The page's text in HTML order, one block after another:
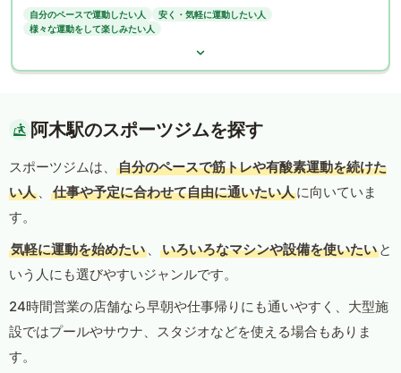
自分のペースで運動したい人
安く・気軽に運動したい人
様々な運動をして楽しみたい人
阿木駅のスポーツジムを探す
スポーツジムは、
自分のペースで筋トレや有酸素運動を続けた
い人 、 仕事や予定に合わせて自由に通いたい人に向いていま
す。
気軽に運動を始めたい 、 いろいろなマシンや設備を使いたい と
いう人にも選びやすいジャンルです。
24時間営業の店舗なら早朝や仕事帰りにも通いやすく、大型施
設ではプールやサウナ、スタジオなどを使える場合もありま
す。